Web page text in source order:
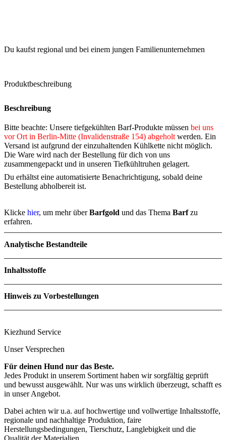
Du kaufst regional und bei einem jungen Familienunternehmen
Produktbeschreibung
Beschreibung
Bitte beachte: Unsere tiefgekühlten Barf-Produkte müssen bei uns
vor Ort in Berlin-Mitte (Invalidenstraße 154) abgeholtwerden. Ein
Versand ist aufgrund der einzuhaltenden Kühlkette nicht möglich.
Die Ware wird nach der Bestellung für dich von uns
zusammengepackt und in unseren Tiefkühltruhen gelagert.
Du erhältst eine automatisierte Benachrichtigung, sobald deine
Bestellung abholbereit ist.
Klicke hier, um mehr überBarfgold und das Thema Barfzu
erfahren.
Analytische Bestandteile
Rohprotein
Rohfett
7.5 %
Rohfaser
Inhaltsstoffe
34% Leber
17% Niere
17% Herz
16% Lunge
Hinweis zu Vorbestellungen
Kiezhund Service
Unser Versprechen
Für deinen Hund nur das Beste.
Jedes Produkt in unserem Sortiment haben wir sorgfältig geprüft
und bewusst ausgewählt. Nur was uns wirklich überzeugt, schafft es
in unser Angebot.
Dabei achten wir u.a. auf hochwertige und vollwertige Inhaltsstoffe,
regionale und nachhaltige Produktion, faire
Herstellungsbedingungen, Tierschutz, Langlebigkeit und die